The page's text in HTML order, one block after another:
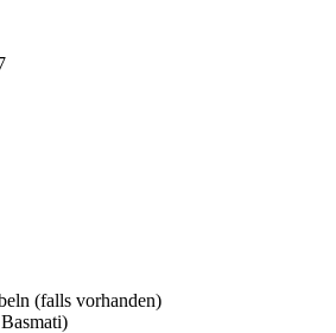
(falls vorhanden)